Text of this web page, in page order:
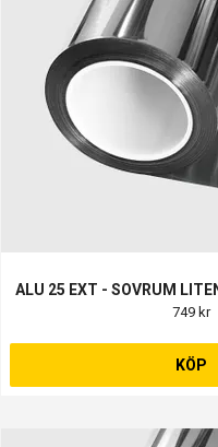
ALU 25 EXT - SOVRUM
749 kr
KÖP